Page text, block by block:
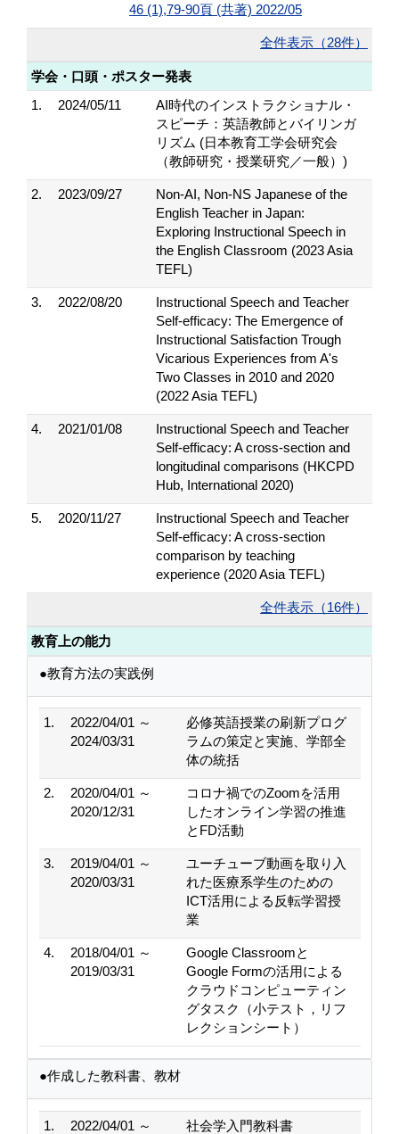
46 (1),79-90頁 (共著) 2022/05
全件表示（28件）
学会・口頭・ポスター発表
1.
2024/05/11
AI時代のインストラクショナル・
スピーチ：英語教師とバイリンガ
リズム (日本教育工学会研究会
（教師研究・授業研究／一般）)
2. 2023/09/27
Non-AI, Non-NS Japanese of the
English Teacher in Japan:
Exploring Instructional Speech in
the English Classroom (2023 Asia
TEFL)
3. 2022/08/20
Instructional Speech and Teacher
Self-efficacy: The Emergence of
Instructional Satisfaction Trough
Vicarious Experiences from A's
Two Classes in 2010 and 2020
(2022 Asia TEFL)
4. 2021/01/08
Instructional Speech and Teacher
Self-efficacy: A cross-section and
longitudinal comparisons (HKCPD
Hub, International 2020)
5. 2020/11/27
Instructional Speech and Teacher
Self-efficacy: A cross-section
comparison by teaching
experience (2020 Asia TEFL)
全件表示（16件）
教育上の能力
●教育方法の実践例
1.
2022/04/01 ～
2024/03/31
必修英語授業の刷新プログ
ラムの策定と実施、学部全
体の統括
2.
2020/04/01 ～
2020/12/31
コロナ禍でのZoomを活用
したオンライン学習の推進
とFD活動
3.
2019/04/01 ～
2020/03/31
ユーチューブ動画を取り入
れた医療系学生のための
ICT活用による反転学習授
業
4.
2018/04/01 ～
2019/03/31
Google Classroomと
Google Formの活用による
クラウドコンピューティン
グタスク（小テスト，リフ
レクションシート）
●作成した教科書、教材
1.
2022/04/01 ～
社会学入門教科書